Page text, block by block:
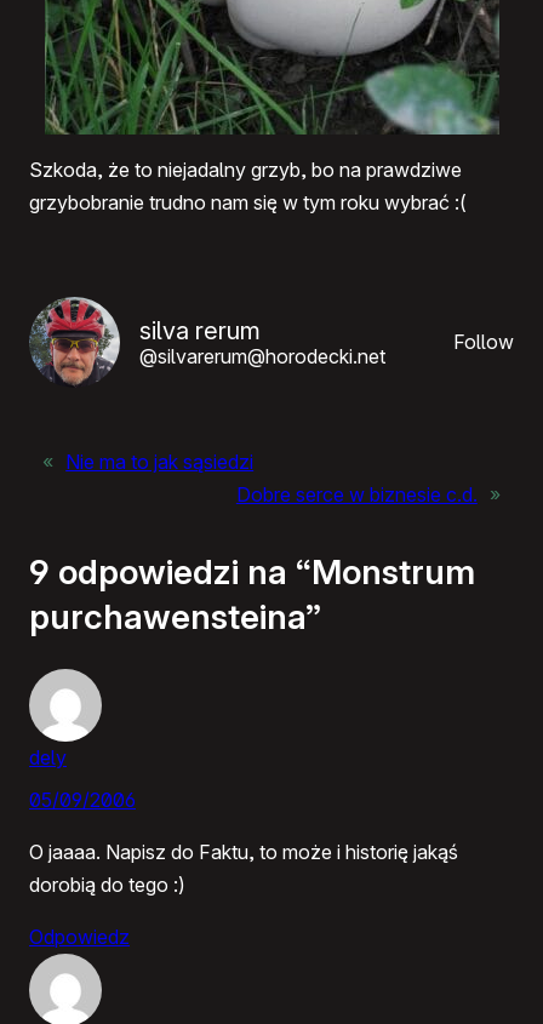
Szkoda, że to niejadalny grzyb, bo na prawdziwe
grzybobranie trudno nam się w tym roku wybrać :(
silva rerum
@silvarerum@horodecki.net
Follow
« Nie ma to jak sąsiedzi
Dobre serce w biznesie c.d. »
9 odpowiedzi na “Monstrum
purchawensteina”
dely
05/09/2006
O jaaaa. Napisz do Faktu, to może i historię jakąś
dorobią do tego :)
Odpowiedz